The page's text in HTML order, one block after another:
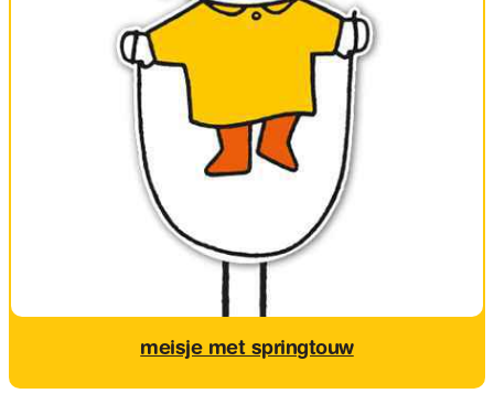
meisje met springtouw